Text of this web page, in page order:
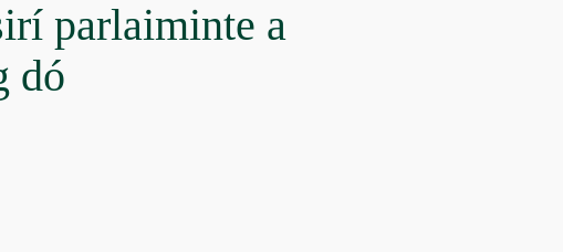
parlaiminte a
dó